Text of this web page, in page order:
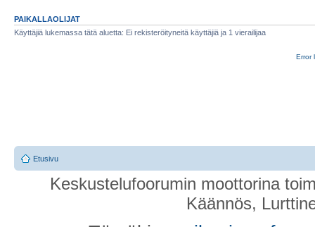
PAIKALLAOLIJAT
Käyttäjiä lukemassa tätä aluetta: Ei rekisteröityneitä käyttäjiä ja 1 vierailijaa
Error
Etusivu
Keskustelufoorumin moottorina
Käännös,